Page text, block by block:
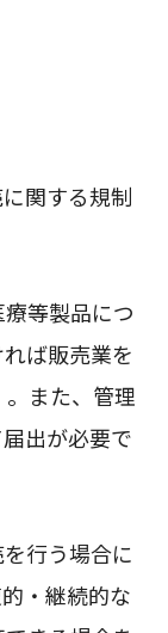
関する規制
等製品につ
ば販売業を
また、管理
出が必要で
行う場合に
・継続的な